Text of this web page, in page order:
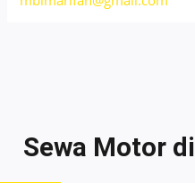
Sewa Motor di